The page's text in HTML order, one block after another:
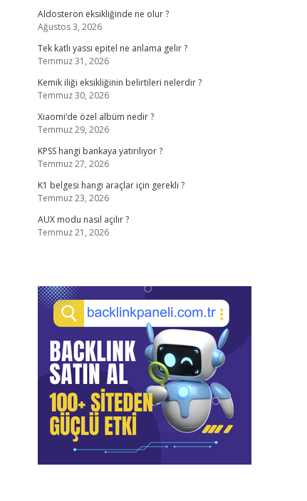
Aldosteron eksikliğinde ne olur ?
Ağustos 3, 2026
Tek katlı yassı epitel ne anlama gelir ?
Temmuz 31, 2026
Kemik iliği eksikliğinin belirtileri nelerdir ?
Temmuz 30, 2026
Xiaomi’de özel albüm nedir ?
Temmuz 29, 2026
KPSS hangi bankaya yatırılıyor ?
Temmuz 27, 2026
K1 belgesi hangi araçlar için gerekli ?
Temmuz 23, 2026
AUX modu nasıl açılır ?
Temmuz 21, 2026